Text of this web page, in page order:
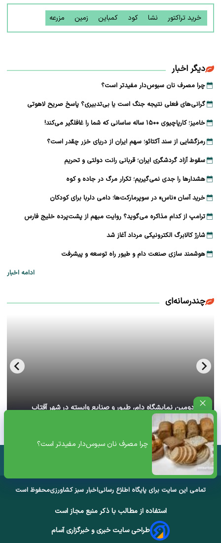
چرا مصرف نان سبوس‌دار مفیدتر است؟
خرید تراکتور نشا کود کمباین زمین مزرعه
دیگر اخبار
چرا مصرف نان سبوس‌دار مفیدتر است؟
گرانی‌های فعلی نتیجه جنگ است یا بی‌تدبیری؟ پاسخ صریح لاهوتی
خامیز؛ کارپاچیوی ۱۵۰۰ ساله ساسانی که شما را غافلگیر می‌کند!
رمزگشایی از سند آکتائو؛ سهم ایران از دریای خزر چقدر است؟
سقوط آزاد گردشگری ایران؛ قربانی رانت دولتی و تحریم
هشدارها را جدی نمی‌گیریم؛ تکرار مرگ در جاده و کوه
خرید آسان «ناس» در سوپرمارکت‌ها؛ دامی دلربا برای کودکان
ترامپ از کدام مذاکره می‌گوید؟ روایت مبهم از پشت‌پرده خلیج فارس
شارژ کالابرگ الکترونیکی مرداد آغاز شد
هوشمند سازی صنعت دام و طیور راه توسعه و پیشرفت
ادامه اخبار
چندرسانه‌ای
آغاز دومین نمایشگاه دام، طیور و صنایع وابسته در شهر آفتاب
تهران+ ویدئو
تمامی این سایت برای پایگاه اطلاع رسانیاخبار سبز کشاورزیمحفوظ است
استفاده از مطالب با ذکر منبع مجاز است
طراحی سایت خبری و خبرگزاری آسام